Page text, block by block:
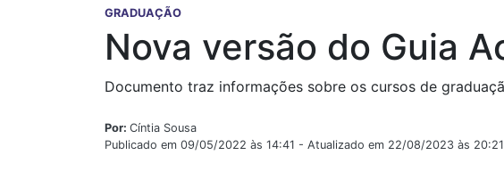
GRADUAÇÃO
Nova versão do Guia
Documento traz informações sobre os cursos de
Por: Cíntia Sousa
Publicado em 09/05/2022 às 14:41 - Atualizado em 22/08/2023 às 20:21